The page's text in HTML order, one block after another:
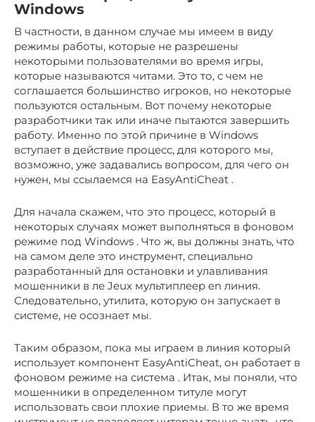
Windows
В частности, в данном случае мы имеем в виду
режимы работы, которые не разрешены
некоторыми пользователями во время игры,
которые называются читами. Это то, с чем не
соглашается большинство игроков, но некоторые
пользуются остальным. Вот почему некоторые
разработчики так или иначе пытаются завершить
работу. Именно по этой причине в Windows
вступает в действие процесс, для которого мы,
возможно, уже задавались вопросом, для чего он
нужен, мы ссылаемся на EasyAntiCheat .
Для начала скажем, что это процесс, который в
некоторых случаях может выполняться в фоновом
режиме под Windows . Что ж, вы должны знать, что
на самом деле это инструмент, специально
разработанный для остановки и улавливания
мошенники в ле Jeux мультиплеер en линия.
Следовательно, утилита, которую он запускает в
системе, не осознает мы.
Таким образом, пока мы играем в линия который
использует компонент EasyAntiCheat, он работает в
фоновом режиме на система . Итак, мы поняли, что
мошенники в определенном титуле могут
использовать свои плохие приемы. В то же время